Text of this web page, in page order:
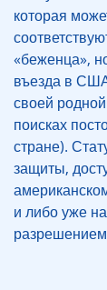
которая
«беженца»,
въезда в
своей
поисках
стране).
защиты,
и либо уже